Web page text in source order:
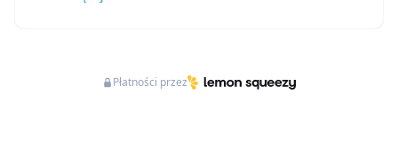
Płatności przez